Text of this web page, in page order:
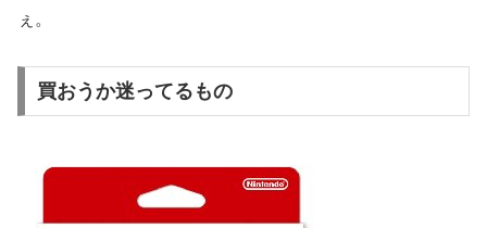
ぇ。
買おうか迷ってるもの